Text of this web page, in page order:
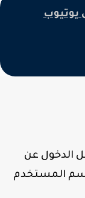
يوتيوب
الدخول عن
المستخدم